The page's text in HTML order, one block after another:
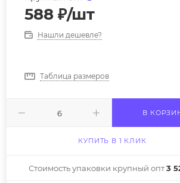
588 ₽/шт
Нашли дешевле?
Таблица размеров
В
КУПИТЬ В 1 КЛИК
Стоимость упаковки крупный опт3